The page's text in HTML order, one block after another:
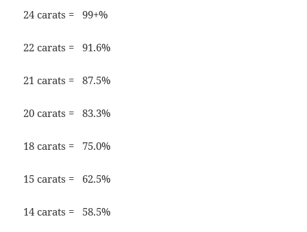
24 carats = 99+%
22 carats = 91.6%
21 carats = 87.5%
20 carats = 83.3%
18 carats = 75.0%
15 carats = 62.5%
14 carats = 58.5%